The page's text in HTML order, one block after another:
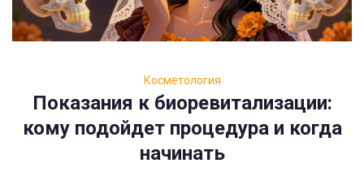
Косметология
Показания к биоревитализации:
кому подойдет процедура и когда
начинать